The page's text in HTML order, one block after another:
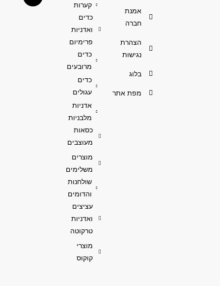
קערות
כדים
ואדניות
פרימיום
כדים
מרובעים
כדים
עגולים
אדניות
מלבניות
כסאות
מעוצבים
מוצרים
משלימים
שולחנות
והדומים
עציצים
ואדניות
טרקוטה
מוצרי
קוקוס
אמנת
חברה
הצהרת
נגישות
בלוג
מפת אתר